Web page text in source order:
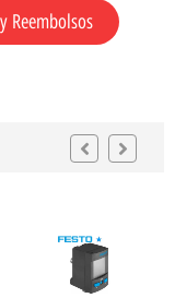
Reembolsos